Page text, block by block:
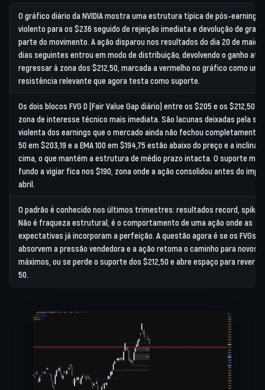
O gráfico diário da NVIDIA mostra uma estrutura típica de pós-earnings:
violento para os $236 seguido de rejeição imediata e devolução de
parte do movimento. A ação disparou nos resultados do dia 20 de maio
dias seguintes entrou em modo de distribuição, devolvendo o ganho até
regressar à zona dos $212,50, marcada a vermelho no gráfico como uma
resistência relevante que agora testa como suporte.
Os dois blocos FVG D (Fair Value Gap diário) entre os $205 e os $212,50
zona de interesse técnico mais imediata. São lacunas deixadas pela
violenta dos earnings que o mercado ainda não fechou completamente.
50 em $203,19 e a EMA 100 em $194,75 estão abaixo do preço e a inclinar
cima, o que mantém a estrutura de médio prazo intacta. O suporte mais
fundo a vigiar fica nos $190, zona onde a ação consolidou antes do
abril.
O padrão é conhecido nos últimos trimestres: resultados record, spike,
Não é fraqueza estrutural, é o comportamento de uma ação onde as
expectativas já incorporam a perfeição. A questão agora é se os FVGs
absorvem a pressão vendedora e a ação retoma o caminho para novos
máximos, ou se perde o suporte dos $212,50 e abre espaço para rever a
50.